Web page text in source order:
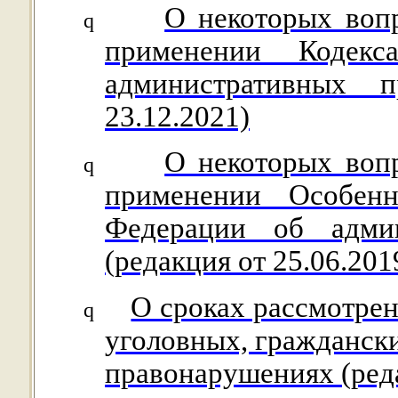
q
О некоторых
применении
административных
23.12.2021)
q
О некоторых
применении
Федерации об
(редакция от
q
О сроках
yголовных,
правонарушениях